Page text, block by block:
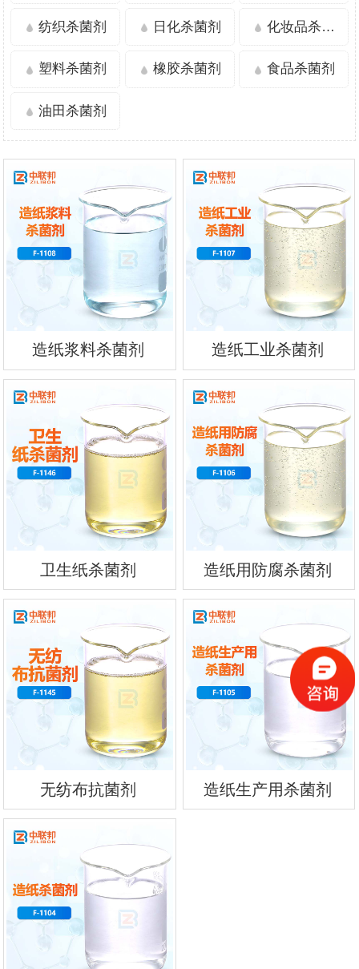
纺织杀菌剂 日化杀菌剂 化妆品杀菌剂
塑料杀菌剂 橡胶杀菌剂 食品杀菌剂
油田杀菌剂
造纸浆料杀菌剂 造纸工业杀菌剂
卫生纸杀菌剂 造纸用防腐杀菌剂
无纺布抗菌剂 造纸生产用杀菌剂